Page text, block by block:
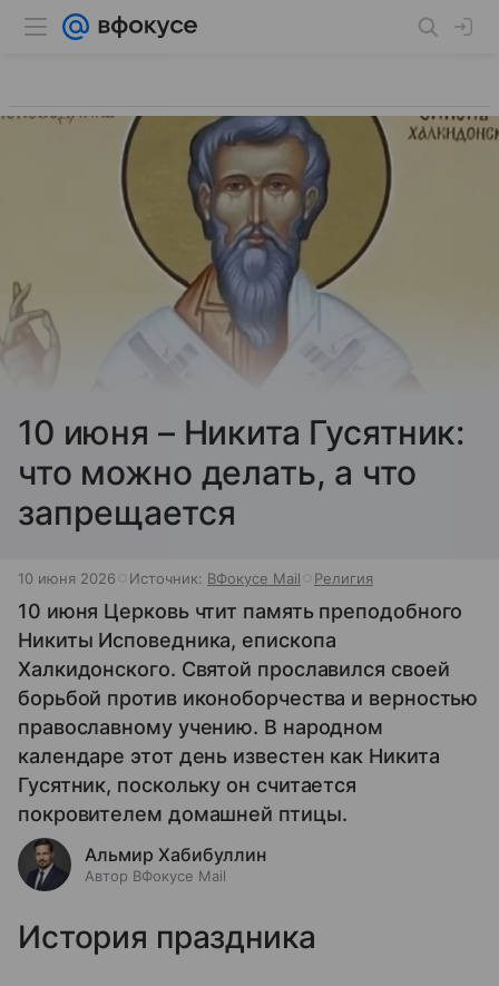
10 июня – Никита Гусятник:
что можно делать, а что
запрещается
10 июня 2026 Источник: ВФокусе Mail Религия
10 июня Церковь чтит память преподобного
Никиты Исповедника, епископа
Халкидонского. Святой прославился своей
борьбой против иконоборчества и верностью
православному учению. В народном
календаре этот день известен как Никита
Гусятник, поскольку он считается
покровителем домашней птицы.
Альмир Хабибуллин
Автор ВФокусе Mail
История праздника